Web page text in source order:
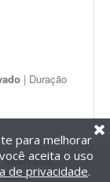
| Duração
reservados.
para melhorar
aceita o uso
de privacidade.